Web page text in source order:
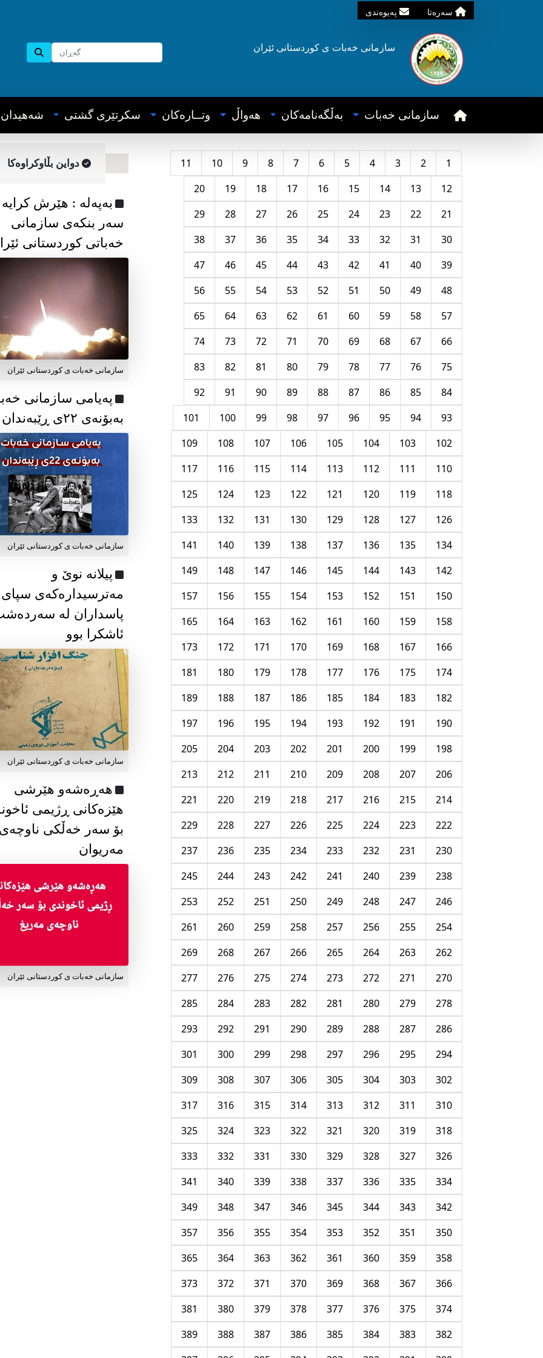
سه‌ره‌تا په‌یوه‌ندی
سازمانی خه‌بات ی کوردستانی ئێران
سازمانی خه‌بات به‌ڵگه‌نامه‌کان هه‌واڵ وتــاره‌کان سکرتێری گشتی شه‌هیدان
1
2
3
4
5
6
7
8
9
10
11
12
13
14
15
16
17
18
19
20
21
22
23
24
25
26
27
28
29
30
31
32
33
34
35
36
37
38
39
40
41
42
43
44
45
46
47
48
49
50
51
52
53
54
55
56
57
58
59
60
61
62
63
64
65
66
67
68
69
70
71
72
73
74
75
76
77
78
79
80
81
82
83
84
85
86
87
88
89
90
91
92
93
94
95
96
97
98
99
100
101
102
103
104
105
106
107
108
109
110
111
112
113
114
115
116
117
118
119
120
121
122
123
124
125
126
127
128
129
130
131
132
133
134
135
136
137
138
139
140
141
142
143
144
145
146
147
148
149
150
151
152
153
154
155
156
157
158
159
160
161
162
163
164
165
166
167
168
169
170
171
172
173
174
175
176
177
178
179
180
181
182
183
184
185
186
187
188
189
190
191
192
193
194
195
196
197
198
199
200
201
202
203
204
205
206
207
208
209
210
211
212
213
214
215
216
217
218
219
220
221
222
223
224
225
226
227
228
229
230
231
232
233
234
235
236
237
238
239
240
241
242
243
244
245
246
247
248
249
250
251
252
253
254
255
256
257
258
259
260
261
262
263
264
265
266
267
268
269
270
271
272
273
274
275
276
277
278
279
280
281
282
283
284
285
286
287
288
289
290
291
292
293
294
295
296
297
298
299
300
301
302
303
304
305
306
307
308
309
310
311
312
313
314
315
316
317
318
319
320
321
322
323
324
325
326
327
328
329
330
331
332
333
334
335
336
337
338
339
340
341
342
343
344
345
346
347
348
349
350
351
352
353
354
355
356
357
358
359
360
361
362
363
364
365
366
367
368
369
370
371
372
373
374
375
376
377
378
379
380
381
382
383
384
385
386
387
388
389
دواین بڵاوکراوه‌کا
به‌په‌له‌ : هێرش کرایە
سەر بنکەی سازمانی
خەباتی کوردستانی
سازمانی خەبات ی کوردستانی ئێران
پەیامی سازمانی
بەبۆنەی ۲۲ی ڕێبەندان
سازمانی خەبات ی كوردستانی ئێران
پیلانە نوێ و
مەترسیدارەکەی سپای
پاسداران لە
ئاشکرا بوو
سازمانی خەبات ی كوردستانی ئێران
هەڕەشەو هێرشی
هێزەکانی ڕژیمی
بۆ سەر خەڵکی
مەریوان
سازمانی خەبات ی کوردستانی ئێران